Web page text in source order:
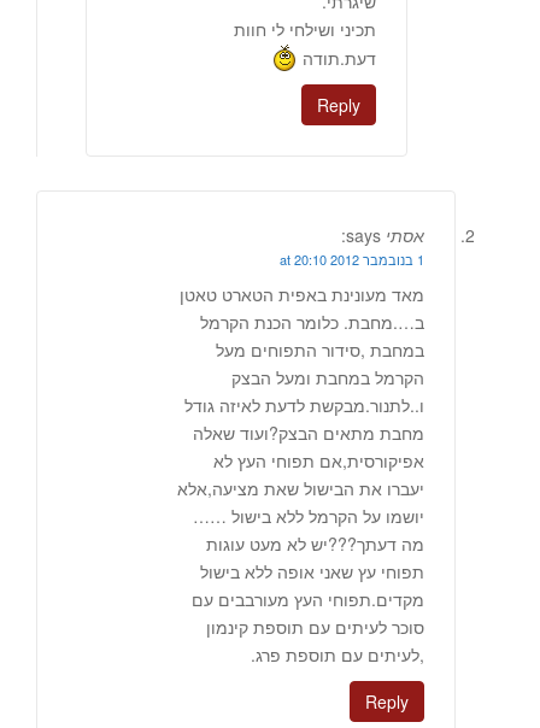
תכיני ושילחי לי חוות
דעת.תודה
Reply
אסתי says:
1 בנובמבר 2012 at 20:10
מאד מעונינת באפית הטארט טאטן
ב….מחבת. כלומר הכנת הקרמל
במחבת ,סידור התפוחים מעל
הקרמל במחבת ומעל הבצק
ו..לתנור.מבקשת לדעת לאיזה גודל
מחבת מתאים הבצק?ועוד שאלה
אפיקורסית,אם תפוחי העץ לא
יעברו את הבישול שאת מציעה,אלא
יושמו על הקרמל ללא בישול ……
מה דעתך???יש לא מעט עוגות
תפוחי עץ שאני אופה ללא בישול
מקדים.תפוחי העץ מעורבבים עם
סוכר לעיתים עם תוספת קינמון
,לעיתים עם תוספת פרג.
Reply